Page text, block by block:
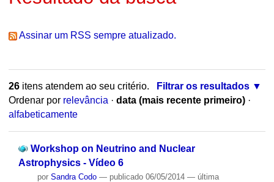
Assinar um RSS sempre atualizado.
26itens atendem ao seu critério.
Filtrar os resultados
Ordenar por relevância · data (mais recente primeiro) ·
alfabeticamente
Workshop on Neutrino and Nuclear
Astrophysics - Vídeo 6
por Sandra Codo — publicado06/05/2014 — última